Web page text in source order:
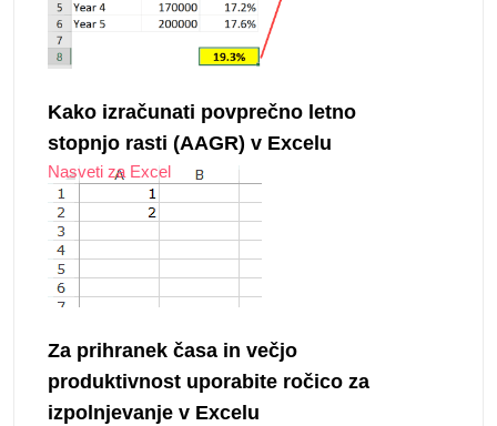
Kako izračunati povprečno letno
stopnjo rasti (AAGR) v Excelu
Nasveti za Excel
Za prihranek časa in večjo
produktivnost uporabite ročico za
izpolnjevanje v Excelu